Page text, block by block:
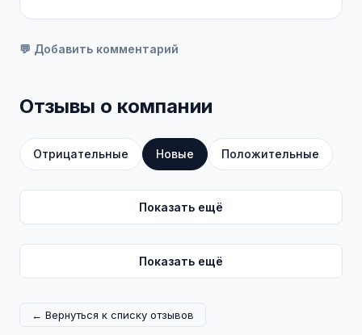
💬 Добавить комментарий
Отзывы о компании
Отрицательные Новые Положительные
Показать ещё
Показать ещё
← Вернуться к списку отзывов